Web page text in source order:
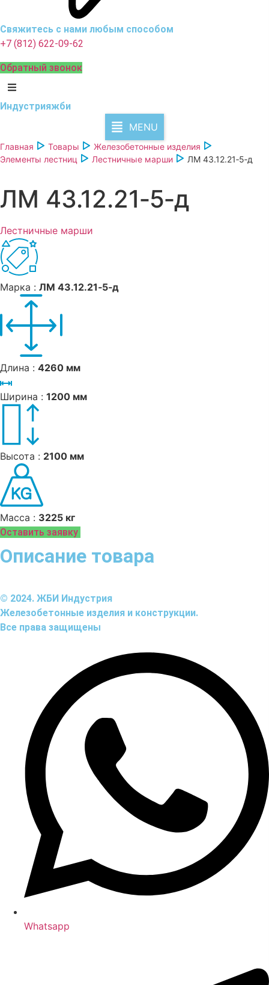
Свяжитесь с нами любым способом
+7 (812) 622-09-62
Обратный звонок
Индустрияжби
MENU
Главная Товары
Железобетонные изделия
Элементы лестниц
Лестничные марши ЛМ 43.12.21‑5‑д
ЛМ 43.12.21‑5‑д
Лестничные марши
Марка : ЛМ 43.12.21‑5‑д
Длина : 4260 мм
Ширина : 1200 мм
Высота : 2100 мм
Масса : 3225 кг
Оставить заявку
Описание товара
© 2024. ЖБИ Индустрия
Железобетонные изделия и конструкции.
Все права защищены
Whatsapp